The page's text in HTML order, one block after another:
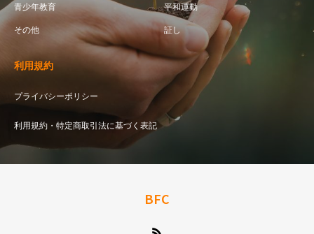
青少年教育 平和運動
その他 証し
利用規約
プライバシーポリシー
利用規約・特定商取引法に基づく表記
BFC